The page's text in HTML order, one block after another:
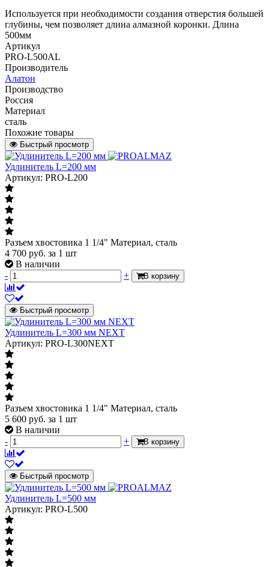
Используется при необходимости создания отверстия большей
глубины, чем позволяет длина алмазной коронки. Длина
500мм
Артикул
PRO-L500AL
Производитель
Алатон
Производство
Россия
Материал
сталь
Похожие товары
Быстрый просмотр
Удлинитель L=200 мм
Артикул: PRO-L200
Разъем хвостовика 1 1/4" Материал, сталь
4 700 руб. за 1 шт
В наличии
-
+ В корзину
Быстрый просмотр
Удлинитель L=300 мм NEXT
Артикул: PRO-L300NEXT
Разъем хвостовика 1 1/4" Материал, сталь
5 600 руб. за 1 шт
В наличии
-
+ В корзину
Быстрый просмотр
Удлинитель L=500 мм
Артикул: PRO-L500